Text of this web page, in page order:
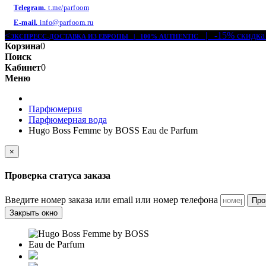
Telegram. t.me/parfoom
E-mail. info@parfoom.ru
<ЭКСПРЕСС-ДОСТАВКА ИЗ ЕВРОПЫ | 100% AUTHENTIC
| -15% скидка
Корзина0
Поиск
Кабинет0
Меню
Парфюмерия
Парфюмерная вода
Hugo Boss Femme by BOSS Eau de Parfum
×
Проверка статуса заказа
Введите номер заказа или email или номер телефона
Закрыть окно